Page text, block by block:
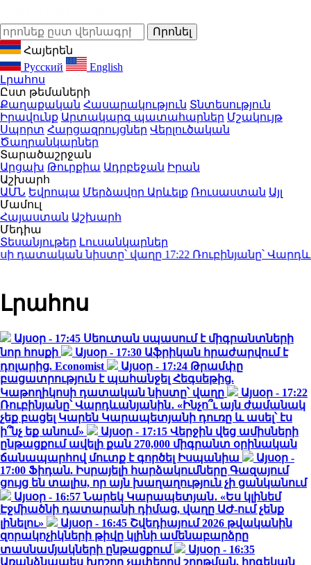
Հայերեն
Русский
English
Լրահոս
Ըստ թեմաների
Քաղաքական Հասարակություն Տնտեսություն
Իրավունք Արտակարգ պատահարներ Մշակույթ
Սպորտ Հարցազրույցներ Վերլուծական
Ծաղրանկարներ
Տարածաշրջան
Արցախ Թուրքիա Ադրբեջան Իրան
Աշխարհ
ԱՄՆ Եվրոպա Մերձավոր Արևելք Ռուսաստան Այլ
Մամուլ
Հայաստան Աշխարհ
Մեդիա
Տեսանյութեր Լուսանկարներ
դատական նիստը՝ վաղը17:22Ռուբինյանը՝
Լրահոս
Այսօր - 17:45 Սեուտան սպասում է միգրանտների
նոր հոսքի
Այսօր - 17:30 Աֆրիկան ​​հրաժարվում է
դոլարից. Economist
Այսօր - 17:24 Թրամփը
բացատրություն է պահանջել Հեգսեթից.
Կաթողիկոսի դատական նիստը՝ վաղը
Այսօր - 17:22
Ռուբինյանը՝ Վարդևանյանին․ «Ինչո՞ւ այն ժամանակ
չեք բացել Կարեն Կարապետյանի դուռը և ասել՝ էս
ի՞նչ եք անում»
Այսօր - 17:15 Վերջին վեց ամիսների
ընթացքում ավելի քան 270,000 միգրանտ օրինական
ճանապարհով մուտք է գործել Իսպանիա
Այսօր -
17:00 Ֆիդան. Իսրայելի հարձակումները Գազայում
ցույց են տալիս, որ այն խաղաղություն չի ցանկանում
Այսօր - 16:57 Նարեկ Կարապետյան․ «Ես կլինեմ
Էջմիածնի դատարանի դիմաց, վաղը ԱԺ-ում չենք
լինելու»
Այսօր - 16:45 Շվեդիայում 2026 թվականին
զորակոչիկների թիվը կլինի ամենաբարձրը
տասնամյակների ընթացքում
Այսօր - 16:35
Առանձնապես խոշոր չափերով շորթման, հոգեկան